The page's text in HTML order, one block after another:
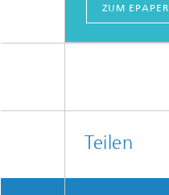
ZUM EPAPER
Teilen